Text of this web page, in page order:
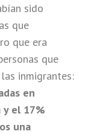
sido
que
que era
que
inmigrantes:
en
y el 17%
una